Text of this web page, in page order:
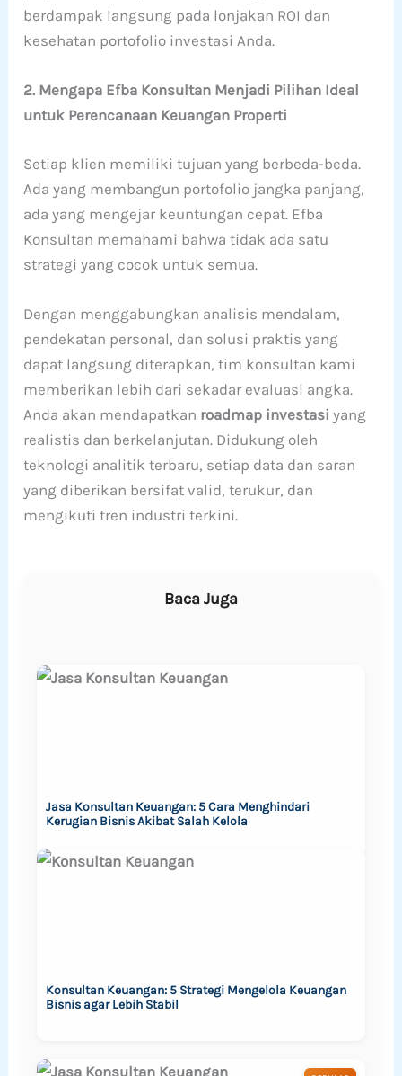
berdampak langsung pada lonjakan ROI dan
kesehatan portofolio investasi Anda.
2. Mengapa Efba Konsultan Menjadi Pilihan Ideal
untuk Perencanaan Keuangan Properti
Setiap klien memiliki tujuan yang berbeda-beda.
Ada yang membangun portofolio jangka panjang,
ada yang mengejar keuntungan cepat. Efba
Konsultan memahami bahwa tidak ada satu
strategi yang cocok untuk semua.
Dengan menggabungkan analisis mendalam,
pendekatan personal, dan solusi praktis yang
dapat langsung diterapkan, tim konsultan kami
memberikan lebih dari sekadar evaluasi angka.
Anda akan mendapatkan roadmap investasi yang
realistis dan berkelanjutan. Didukung oleh
teknologi analitik terbaru, setiap data dan saran
yang diberikan bersifat valid, terukur, dan
mengikuti tren industri terkini.
Baca Juga
Jasa Konsultan Keuangan: 5 Cara Menghindari
Kerugian Bisnis Akibat Salah Kelola
Konsultan Keuangan: 5 Strategi Mengelola Keuangan
Bisnis agar Lebih Stabil